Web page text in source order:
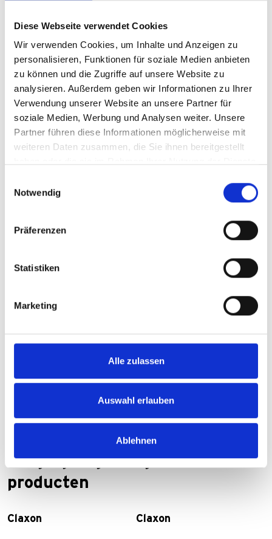
Diese Webseite verwendet Cookies
Wir verwenden Cookies, um Inhalte und Anzeigen zu
personalisieren, Funktionen für soziale Medien anbieten
zu können und die Zugriffe auf unsere Website zu
analysieren. Außerdem geben wir Informationen zu Ihrer
Verwendung unserer Website an unsere Partner für
soziale Medien, Werbung und Analysen weiter. Unsere
Partner führen diese Informationen möglicherweise mit
weiteren Daten zusammen, die Sie ihnen bereitgestellt
Notwendig
Präferenzen
Statistiken
Marketing
Alle zulassen
Auswahl erlauben
Ablehnen
Artikelnummer 660CTU35PB
Vergelijking van geselecteerde
producten
Claxon Claxon